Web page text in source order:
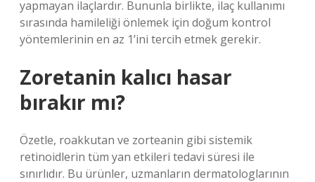
yapmayan ilaçlardır. Bununla birlikte, ilaç kullanımı
sırasında hamileliği önlemek için doğum kontrol
yöntemlerinin en az 1’ini tercih etmek gerekir.
Zoretanin kalıcı hasar
bırakır mı?
Özetle, roakkutan ve zorteanin gibi sistemik
retinoidlerin tüm yan etkileri tedavi süresi ile
sınırlıdır. Bu ürünler, uzmanların dermatologlarının